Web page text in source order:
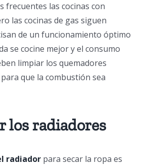
frecuentes las cocinas con
las cocinas de gas siguen
de un funcionamiento óptimo
se cocine mejor y el consumo
limpiar los quemadores
que la combustión sea
los radiadores
radiador para secar la ropa es